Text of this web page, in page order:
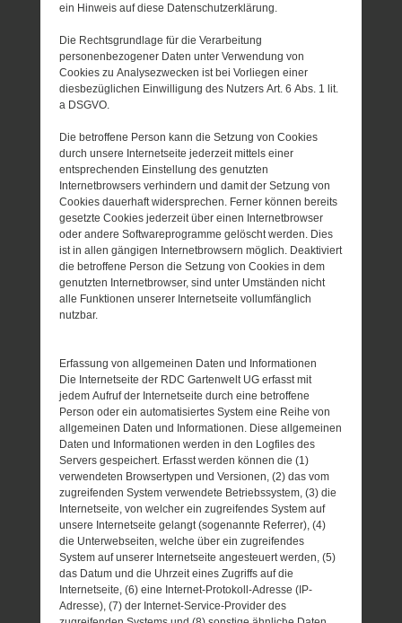
ein Hinweis auf diese Datenschutzerklärung.
Die Rechtsgrundlage für die Verarbeitung
personenbezogener Daten unter Verwendung von
Cookies zu Analysezwecken ist bei Vorliegen einer
diesbezüglichen Einwilligung des Nutzers Art. 6 Abs. 1 lit.
a DSGVO.
Die betroffene Person kann die Setzung von Cookies
durch unsere Internetseite jederzeit mittels einer
entsprechenden Einstellung des genutzten
Internetbrowsers verhindern und damit der Setzung von
Cookies dauerhaft widersprechen. Ferner können bereits
gesetzte Cookies jederzeit über einen Internetbrowser
oder andere Softwareprogramme gelöscht werden. Dies
ist in allen gängigen Internetbrowsern möglich. Deaktiviert
die betroffene Person die Setzung von Cookies in dem
genutzten Internetbrowser, sind unter Umständen nicht
alle Funktionen unserer Internetseite vollumfänglich
nutzbar.
Erfassung von allgemeinen Daten und Informationen
Die Internetseite der RDC Gartenwelt UG erfasst mit
jedem Aufruf der Internetseite durch eine betroffene
Person oder ein automatisiertes System eine Reihe von
allgemeinen Daten und Informationen. Diese allgemeinen
Daten und Informationen werden in den Logfiles des
Servers gespeichert. Erfasst werden können die (1)
verwendeten Browsertypen und Versionen, (2) das vom
zugreifenden System verwendete Betriebssystem, (3) die
Internetseite, von welcher ein zugreifendes System auf
unsere Internetseite gelangt (sogenannte Referrer), (4)
die Unterwebseiten, welche über ein zugreifendes
System auf unserer Internetseite angesteuert werden, (5)
das Datum und die Uhrzeit eines Zugriffs auf die
Internetseite, (6) eine Internet-Protokoll-Adresse (IP-
Adresse), (7) der Internet-Service-Provider des